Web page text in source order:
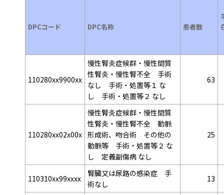
DPCコード DPC名称 患者数
110280xx9900xx
慢性腎炎症候群・慢性間質
性腎炎・慢性腎不全 手術
なし 手術・処置等１ な
し 手術・処置等２ なし
63
110280xx02x00x
慢性腎炎症候群・慢性間質
性腎炎・慢性腎不全 動脈
形成術、吻合術 その他の
動脈等 手術・処置等２ な
し 定義副傷病 なし
25
110310xx99xxxx
腎臓又は尿路の感染症 手
術なし
13